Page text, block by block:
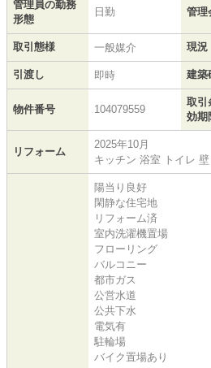
管理員の勤務
形態
日勤 管理
取引態様 一般媒介 現況
引渡し 即時 建築
物件番号 104079559
取引
効期
リフォーム
2025年10月
キッチン 浴室 トイレ
陽当り良好
閑静な住宅地
リフォーム済
室内洗濯機置場
フローリング
バルコニー
都市ガス
公営水道
公共下水
電気有
駐輪場
バイク置場あり